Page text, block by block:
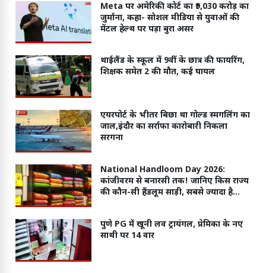
Meta पर अमेरिकी कोर्ट का ₹9,030 करोड़ का
जुर्माना, कहा- सोशल मीडिया से युवाओं की
मेंटल हेल्थ पर पड़ा बुरा असर
थाईलैंड के स्कूल में 9वीं के छात्र की फायरिंग,
शिक्षक समेत 2 की मौत, कई घायल
एयरपोर्ट के भीतर बिछा था गोल्ड स्मगलिंग का
जाल,इंदौर का सर्राफा कारोबारी निकला
सरगना
National Handloom Day 2026:
कांजीवरम से बनारसी तक! जानिए किस राज्य
की कौन-सी हैंडलूम साड़ी, सबसे ज्यादा है
पुणे PG में खूनी लव ट्रायंगल, प्रेमिका के नए
साथी पर 14 वार